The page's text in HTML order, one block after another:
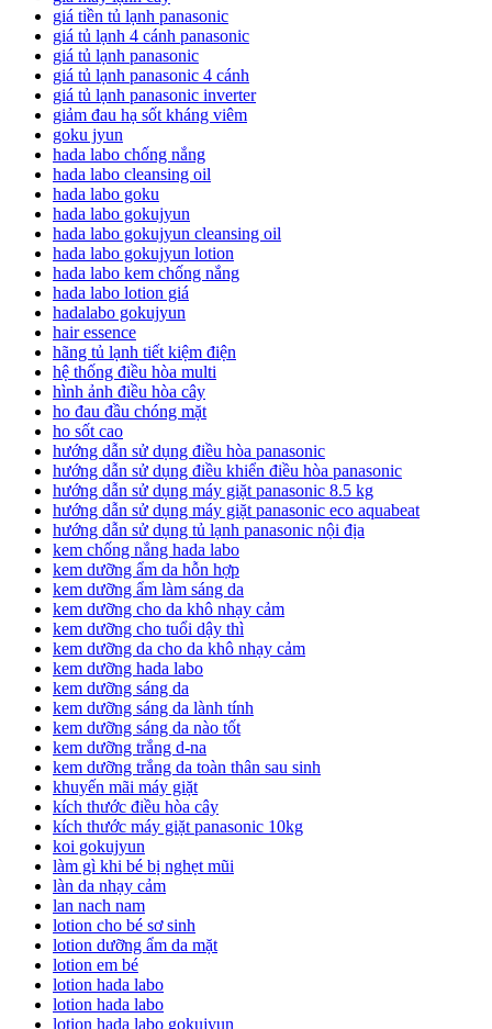
giá tiền tủ lạnh panasonic
giá tủ lạnh 4 cánh panasonic
giá tủ lạnh panasonic
giá tủ lạnh panasonic 4 cánh
giá tủ lạnh panasonic inverter
giảm đau hạ sốt kháng viêm
goku jyun
hada labo chống nắng
hada labo cleansing oil
hada labo goku
hada labo gokujyun
hada labo gokujyun cleansing oil
hada labo gokujyun lotion
hada labo kem chống nắng
hada labo lotion giá
hadalabo gokujyun
hair essence
hãng tủ lạnh tiết kiệm điện
hệ thống điều hòa multi
hình ảnh điều hòa cây
ho đau đầu chóng mặt
ho sốt cao
hướng dẫn sử dụng điều hòa panasonic
hướng dẫn sử dụng điều khiển điều hòa panasonic
hướng dẫn sử dụng máy giặt panasonic 8.5 kg
hướng dẫn sử dụng máy giặt panasonic eco aquabeat
hướng dẫn sử dụng tủ lạnh panasonic nội địa
kem chống nắng hada labo
kem dưỡng ẩm da hỗn hợp
kem dưỡng ẩm làm sáng da
kem dưỡng cho da khô nhạy cảm
kem dưỡng cho tuổi dậy thì
kem dưỡng da cho da khô nhạy cảm
kem dưỡng hada labo
kem dưỡng sáng da
kem dưỡng sáng da lành tính
kem dưỡng sáng da nào tốt
kem dưỡng trắng d-na
kem dưỡng trắng da toàn thân sau sinh
khuyến mãi máy giặt
kích thước điều hòa cây
kích thước máy giặt panasonic 10kg
koi gokujyun
làm gì khi bé bị nghẹt mũi
làn da nhạy cảm
lan nach nam
lotion cho bé sơ sinh
lotion dưỡng ẩm da mặt
lotion em bé
lotion hada labo
lotion hada labo
lotion hada labo gokujyun